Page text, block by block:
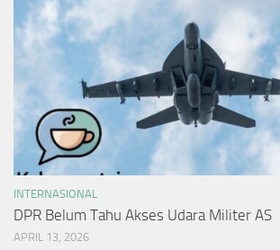
INTERNASIONAL
DPR Belum Tahu Akses Udara Militer AS
APRIL 13, 2026